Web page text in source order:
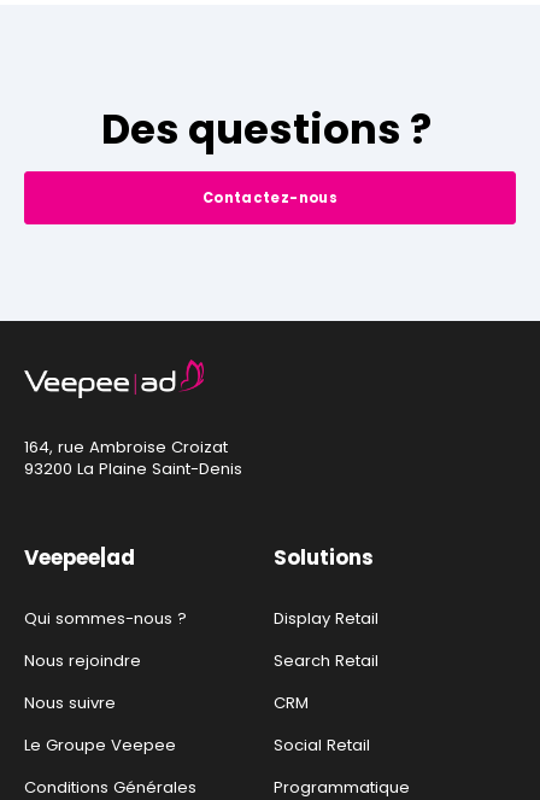
Des questions ?
Contactez-nous
164, rue Ambroise Croizat
93200 La Plaine Saint-Denis
Veepee|ad
Qui sommes-nous ?
Nous rejoindre
Nous suivre
Le Groupe Veepee
Conditions Générales
Solutions
Display Retail
Search Retail
CRM
Social Retail
Programmatique